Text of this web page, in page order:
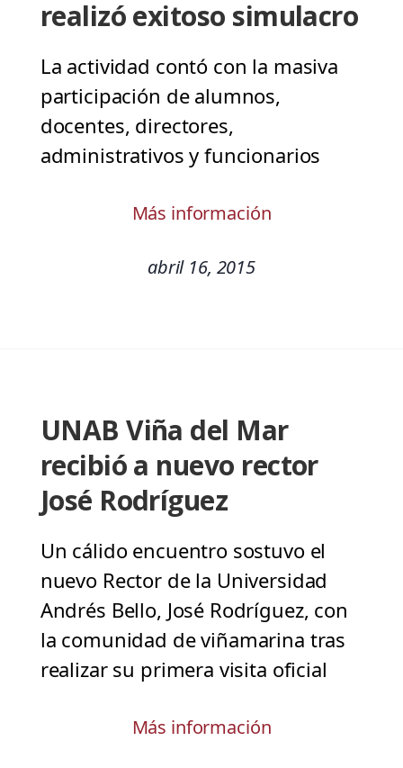
realizó exitoso simulacro
La actividad contó con la masiva
participación de alumnos,
docentes, directores,
administrativos y funcionarios
Más información
abril 16, 2015
UNAB Viña del Mar
recibió a nuevo rector
José Rodríguez
Un cálido encuentro sostuvo el
nuevo Rector de la Universidad
Andrés Bello, José Rodríguez, con
la comunidad de viñamarina tras
realizar su primera visita oficial
Más información